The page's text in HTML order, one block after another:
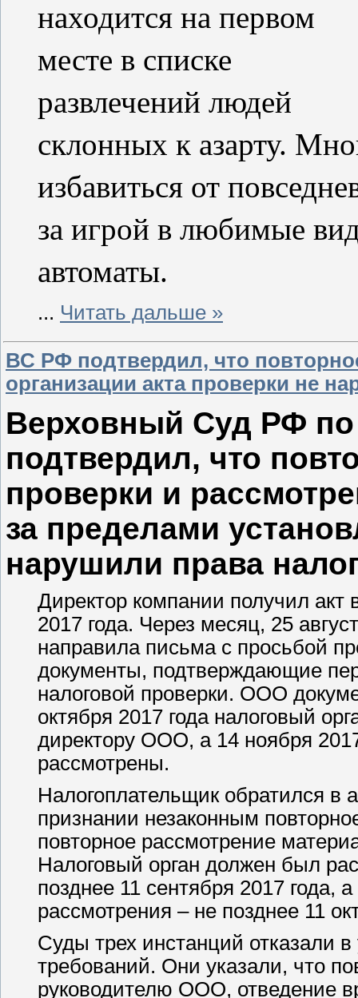
находится на первом
месте в списке
развлечений людей
склонных к азарту.
избавиться от
за игрой в любимые
автоматы.
... Читать дальше »
ВС РФ подтвердил, что
организации акта проверки не
Верховный Суд РФ
подтвердил, что
проверки и
за пределами
нарушили права
Директор компании получил акт
2017 года. Через месяц, 25
направила письма с просьбой
документы, подтверждающие
налоговой проверки. ООО
октября 2017 года налоговый
директору ООО, а 14 ноября
рассмотрены.
Налогоплательщик обратился в
признании незаконным
повторное рассмотрение
Налоговый орган должен был
позднее 11 сентября 2017 года,
рассмотрения – не позднее 11
Суды трех инстанций отказали
требований. Они указали, что
руководителю ООО, отведение